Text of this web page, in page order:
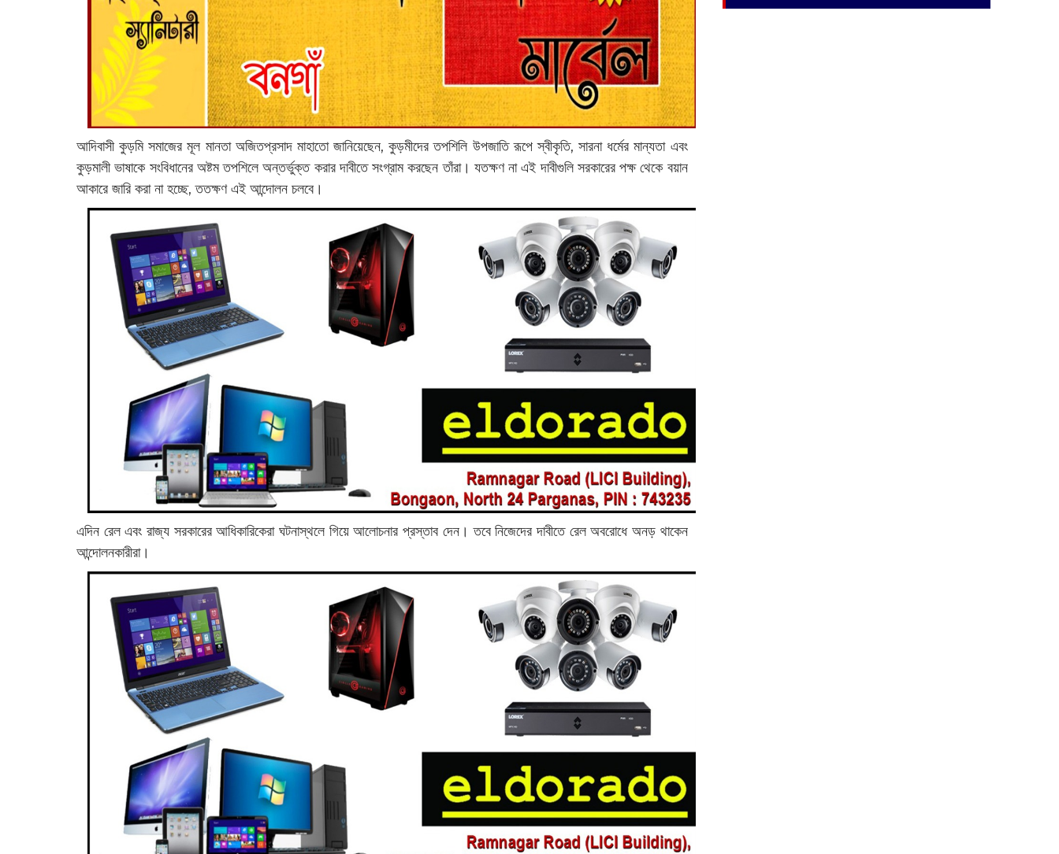
আদিবাসী কুড়মি সমাজের মূল মানতা অজিতপ্রসাদ মাহাতো জানিয়েছেন, কুড়মীদের তপশিলি উপজাতি রূপে স্বীকৃতি, সারনা ধর্মের মান্যতা এবং
কুড়মালী ভাষাকে সংবিধানের অষ্টম তপশিলে অন্তর্ভুক্ত করার দাবীতে সংগ্রাম করছেন তাঁরা। যতক্ষণ না এই দাবীগুলি সরকারের পক্ষ থেকে বয়ান
আকারে জারি করা না হচ্ছে, ততক্ষণ এই আন্দোলন চলবে।
এদিন রেল এবং রাজ্য সরকারের আধিকারিকেরা ঘটনাস্থলে গিয়ে আলোচনার প্রস্তাব দেন। তবে নিজেদের দাবীতে রেল অবরোধে অনড় থাকেন
আন্দোলনকারীরা।